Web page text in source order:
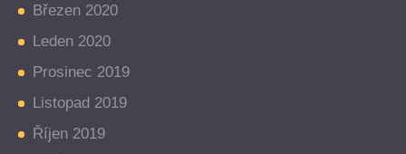
Březen 2020
Leden 2020
Prosinec 2019
Listopad 2019
Říjen 2019